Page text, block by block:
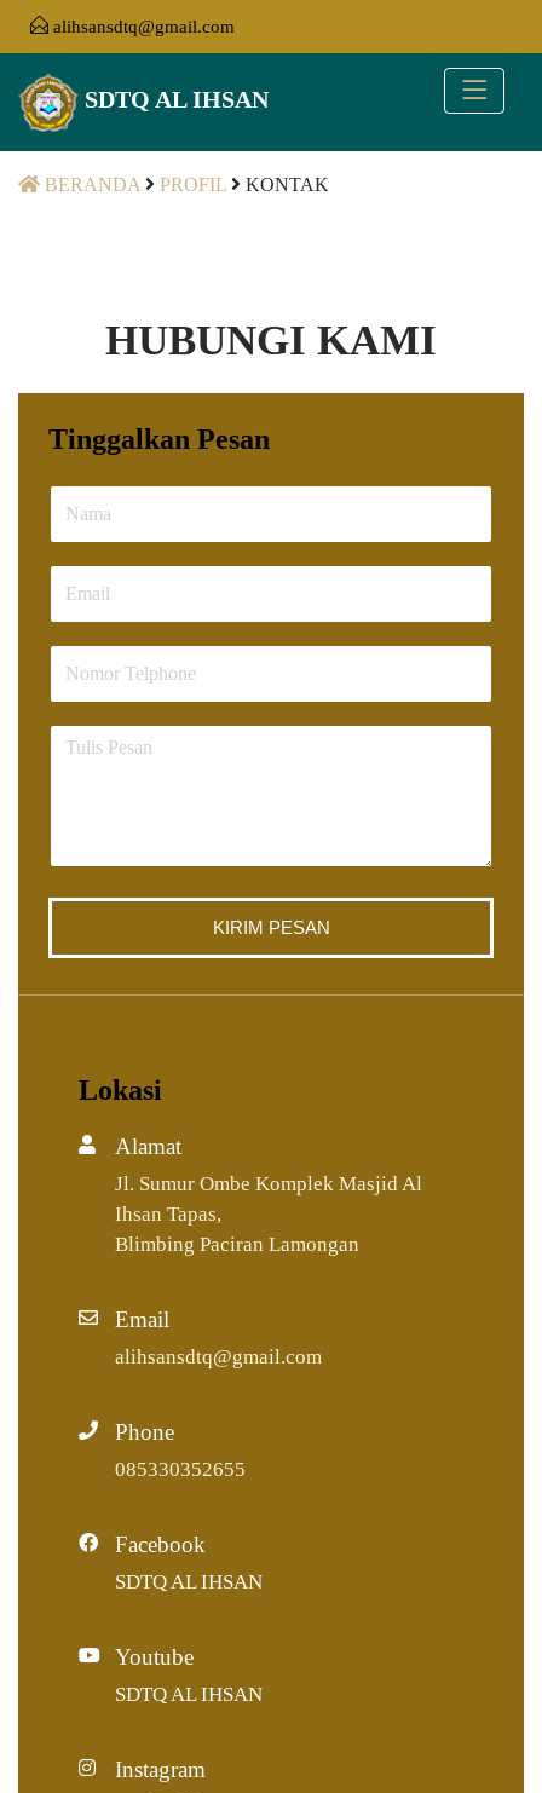
alihsansdtq@gmail.com
SDTQ AL IHSAN
BERANDA PROFIL KONTAK
HUBUNGI KAMI
Tinggalkan Pesan
KIRIM PESAN
Lokasi
Alamat
Jl. Sumur Ombe Komplek Masjid Al
Ihsan Tapas,
Blimbing Paciran Lamongan
Email
alihsansdtq@gmail.com
Phone
085330352655
Facebook
SDTQ AL IHSAN
Youtube
SDTQ AL IHSAN
Instagram